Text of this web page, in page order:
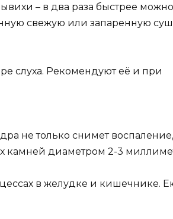
– в два раза быстрее можно
свежую или запаренную
слуха. Рекомендуют её и при
не только снимет
камней диаметром 2-3
в желудке и кишечнике.